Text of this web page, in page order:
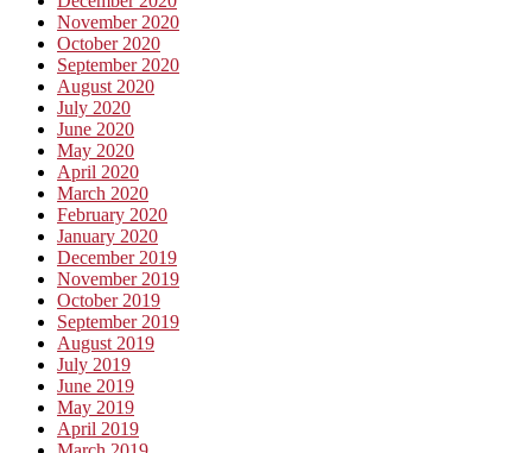
November 2020
October 2020
September 2020
August 2020
July 2020
June 2020
May 2020
April 2020
March 2020
February 2020
January 2020
December 2019
November 2019
October 2019
September 2019
August 2019
July 2019
June 2019
May 2019
April 2019